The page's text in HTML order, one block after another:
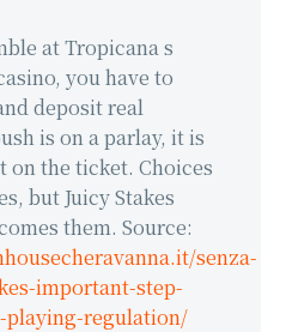
at Tropicana s
you have to
deposit real
is on a parlay, it is
on the ticket. Choices
but Juicy Stakes
them. Source:
senza-
important-step-
regulation/